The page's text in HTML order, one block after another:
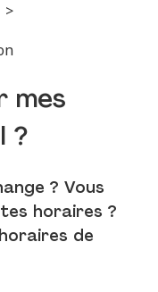
mes
?
? Vous
horaires ?
de